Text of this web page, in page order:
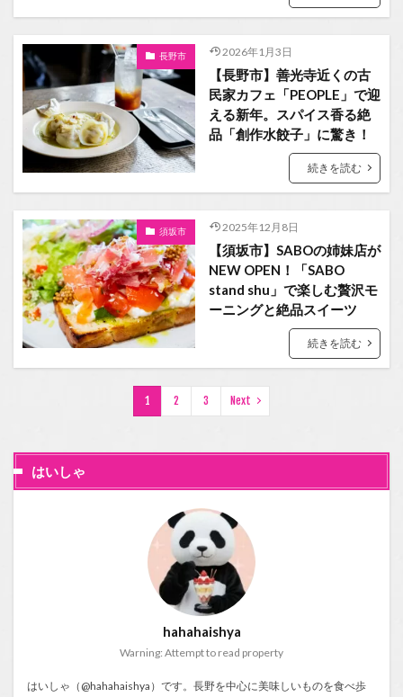
長野市 2026年1月3日
【長野市】善光寺近くの古
民家カフェ「PEOPLE」で迎
える新年。スパイス香る絶
品「創作水餃子」に驚き！
続きを読む
須坂市 2025年12月8日
【須坂市】SABOの姉妹店が
NEW OPEN！「SABO
stand shu」で楽しむ贅沢モ
ーニングと絶品スイーツ
続きを読む
1 2 3 Next
はいしゃ
hahahaishya
Warning: Attempt to read property
はいしゃ（@hahahaishya）です。長野を中心に美味しいものを食べ歩